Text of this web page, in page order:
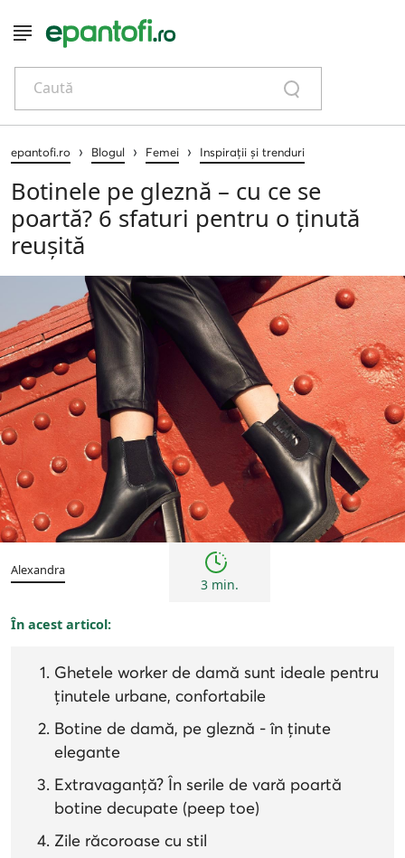
Caută
epantofi.ro › Blogul › Femei › Inspirații și trenduri
Botinele pe gleznă – cu ce se
poartă? 6 sfaturi pentru o ținută
reușită
Femei Inspirații și trenduri
Alexandra
3 min.
În acest articol:
Ghetele worker de damă sunt ideale pentru
ținutele urbane, confortabile
Botine de damă, pe gleznă - în ținute
elegante
Extravaganță? În serile de vară poartă
botine decupate (peep toe)
Zile răcoroase cu stil